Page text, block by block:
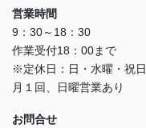
営業時間
9：30～18：30
作業受付18：00まで
※定休日：日・水曜・祝日
月１回、日曜営業あり
お問合せ